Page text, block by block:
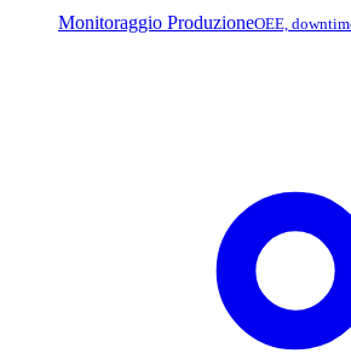
Monitoraggio ProduzioneOEE,